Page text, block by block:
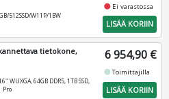
512SSD/W11P/1BW
fiber_manual_record Ei varastossa
LISÄÄ KORIIN
tietokone,
WUXGA, 64GB DDR5, 1TB SSD,
Pro
6 954,90 €
fiber_manual_recordToimittajilla
LISÄÄ KORIIN